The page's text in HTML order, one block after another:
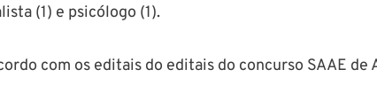
(1) e psicólogo (1).
com os editais do editais do concurso SAAE